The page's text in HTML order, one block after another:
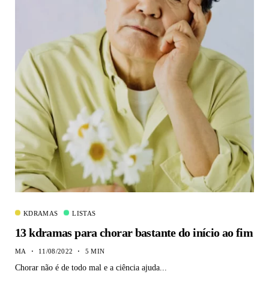
KDRAMAS LISTAS
13 kdramas para chorar bastante do início ao fim
MA 11/08/2022 5 MIN
Chorar não é de todo mal e a ciência ajuda...